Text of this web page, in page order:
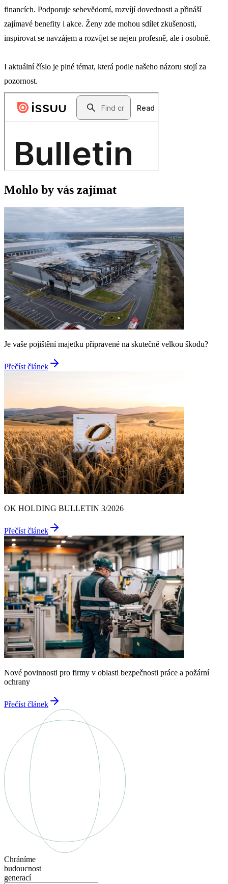
financích. Podporuje sebevědomí, rozvíjí dovednosti a přináší
zajímavé benefity i akce. Ženy zde mohou sdílet zkušenosti,
inspirovat se navzájem a rozvíjet se nejen profesně, ale i osobně.
I aktuální číslo je plné témat, která podle našeho názoru stojí za
pozornost.
Mohlo by vás zajímat
Je vaše pojištění majetku připravené na skutečně velkou škodu?
Přečíst článek
OK HOLDING BULLETIN 3/2026
Přečíst článek
Nové povinnosti pro firmy v oblasti bezpečnosti práce a požární
ochrany
Přečíst článek
Chráníme
budoucnost
generací